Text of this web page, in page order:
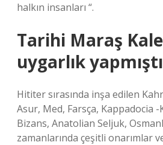
halkın insanları “.
Tarihi Maraş
uygarlık
Hititer sırasında inşa edilen
Asur, Med, Farsça, Kappadocia
Bizans, Anatolian Seljuk,
zamanlarında çeşitli onarımlar